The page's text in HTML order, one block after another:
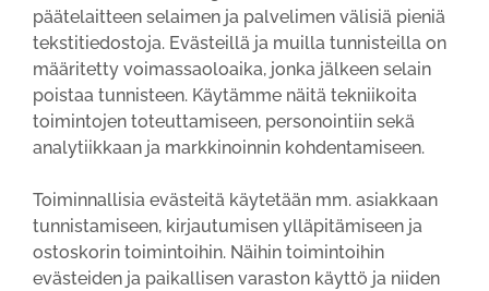
päätelaitteen selaimen ja palvelimen välisiä pieniä
tekstitiedostoja. Evästeillä ja muilla tunnisteilla on
määritetty voimassaoloaika, jonka jälkeen selain
poistaa tunnisteen. Käytämme näitä tekniikoita
toimintojen toteuttamiseen, personointiin sekä
analytiikkaan ja markkinoinnin kohdentamiseen.
Toiminnallisia evästeitä käytetään mm. asiakkaan
tunnistamiseen, kirjautumisen ylläpitämiseen ja
ostoskorin toimintoihin. Näihin toimintoihin
evästeiden ja paikallisen varaston käyttö ja niiden